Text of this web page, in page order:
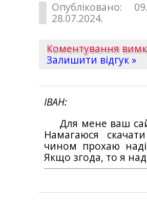
Опубліковано:
28.07.2024.
Коментування
Залишити відгук »
ІВАН
Для мене ваш
Намагаюся
чином прохаю
Якщо згода, то я